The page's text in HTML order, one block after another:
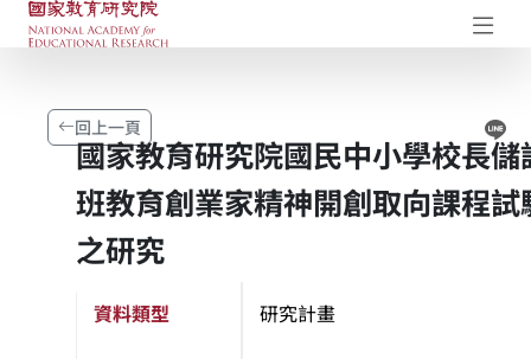
國家教育研究院-研究成果典藏庫
回上一頁
國家教育研究院國民中小學校長儲
班教育創業家精神開創取向課程試
之研究
資料類型 研究計畫